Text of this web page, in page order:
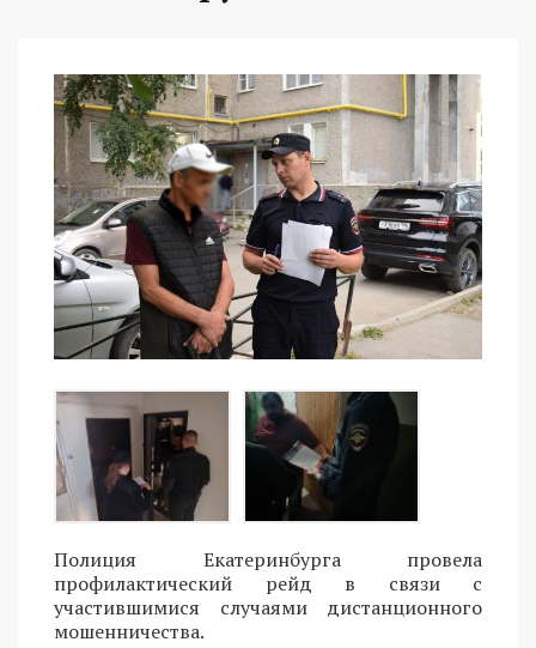
Полиция Екатеринбурга провела
профилактический рейд в связи с
участившимися случаями дистанционного
мошенничества.